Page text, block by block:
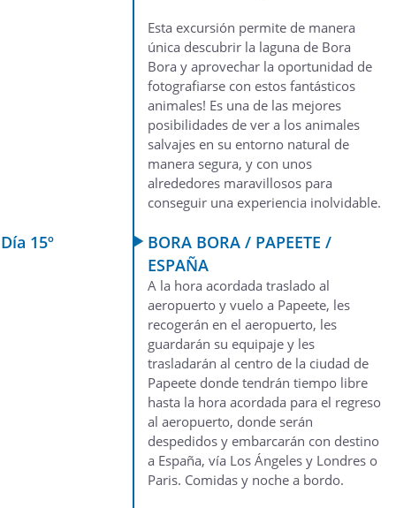
Esta excursión permite de manera
única descubrir la laguna de Bora
Bora y aprovechar la oportunidad de
fotografiarse con estos fantásticos
animales! Es una de las mejores
posibilidades de ver a los animales
salvajes en su entorno natural de
manera segura, y con unos
alrededores maravillosos para
conseguir una experiencia inolvidable.
Día 15º
BORA BORA / PAPEETE /
ESPAÑA
A la hora acordada traslado al
aeropuerto y vuelo a Papeete, les
recogerán en el aeropuerto, les
guardarán su equipaje y les
trasladarán al centro de la ciudad de
Papeete donde tendrán tiempo libre
hasta la hora acordada para el regreso
al aeropuerto, donde serán
despedidos y embarcarán con destino
a España, vía Los Ángeles y Londres o
Paris. Comidas y noche a bordo.